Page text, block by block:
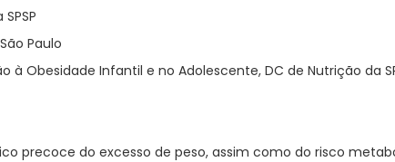
Paulo
à Obesidade Infantil e no Adolescente, DC de Nutrição da
precoce do excesso de peso, assim como do risco